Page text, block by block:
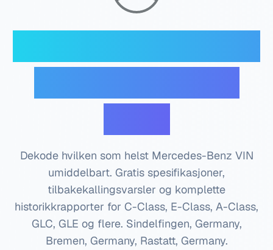
Dekode hvilken som helst Mercedes-Benz VIN
umiddelbart. Gratis spesifikasjoner,
tilbakekallingsvarsler og komplette
historikkrapporter for C-Class, E-Class, A-Class,
GLC, GLE og flere. Sindelfingen, Germany,
Bremen, Germany, Rastatt, Germany.